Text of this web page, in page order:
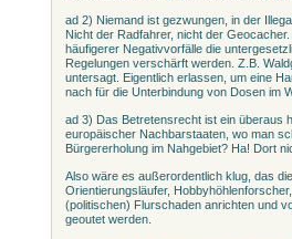
ad 2) Niemand ist gezwungen, in der
Nicht der Radfahrer, nicht der
häufigerer Negativvorfälle die
Regelungen verschärft werden. Z.B.
untersagt. Eigentlich erlassen, um eine
nach für die Unterbindung von Dosen im
ad 3) Das Betretensrecht ist ein überaus
europäischer Nachbarstaaten, wo man
Bürgererholung im Nahgebiet? Ha! Dort
Also wäre es außerordentlich klug, das
Orientierungsläufer,
(politischen) Flurschaden anrichten und
geoutet werden.